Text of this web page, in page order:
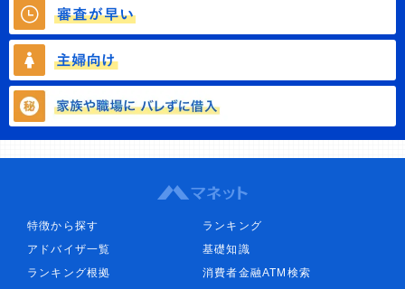
特徴から探す
ランキング
アドバイザ一覧
基礎知識
ランキング根拠
消費者金融ATM検索